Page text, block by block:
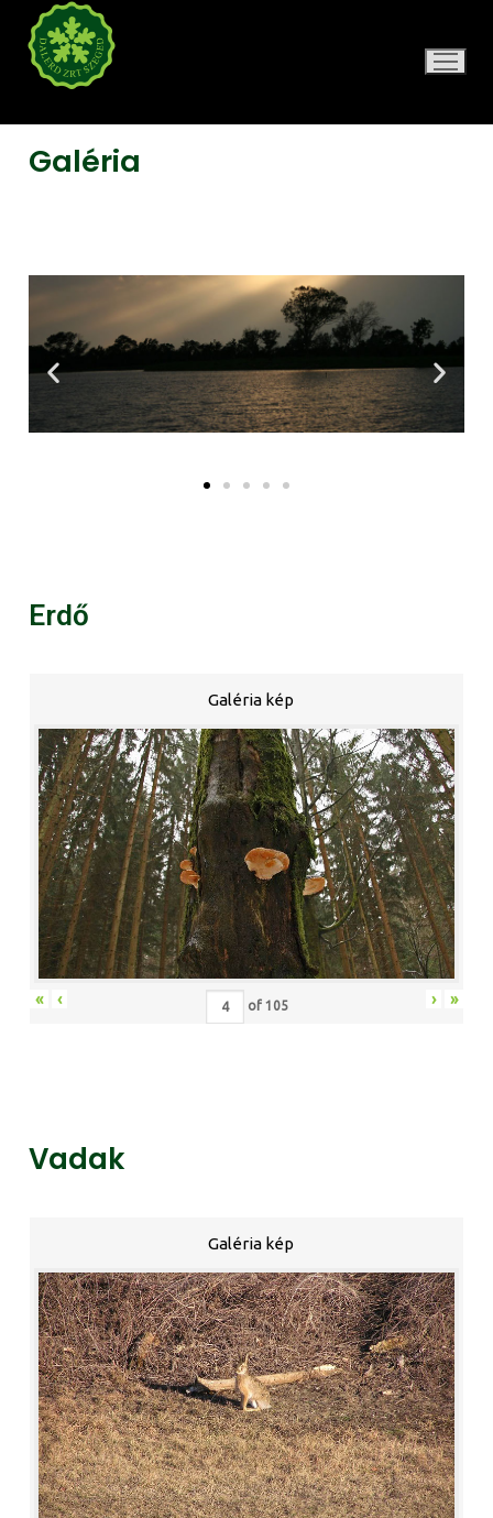
Galéria
Erdő
Galéria kép
« ‹ of 105 › »
Vadak
Galéria kép